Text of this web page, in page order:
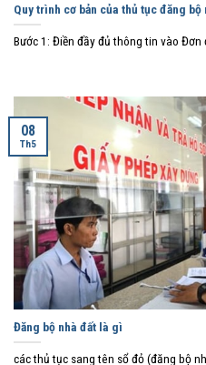
Quy trình cơ bản của thủ tục đăng bộ
Bước 1: Điền đầy đủ thông tin vào Đơn
Đăng bộ nhà đất là gì
các thủ tục sang tên sổ đỏ (đăng bộ
08
Th5